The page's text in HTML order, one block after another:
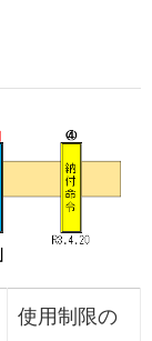
使用制限の